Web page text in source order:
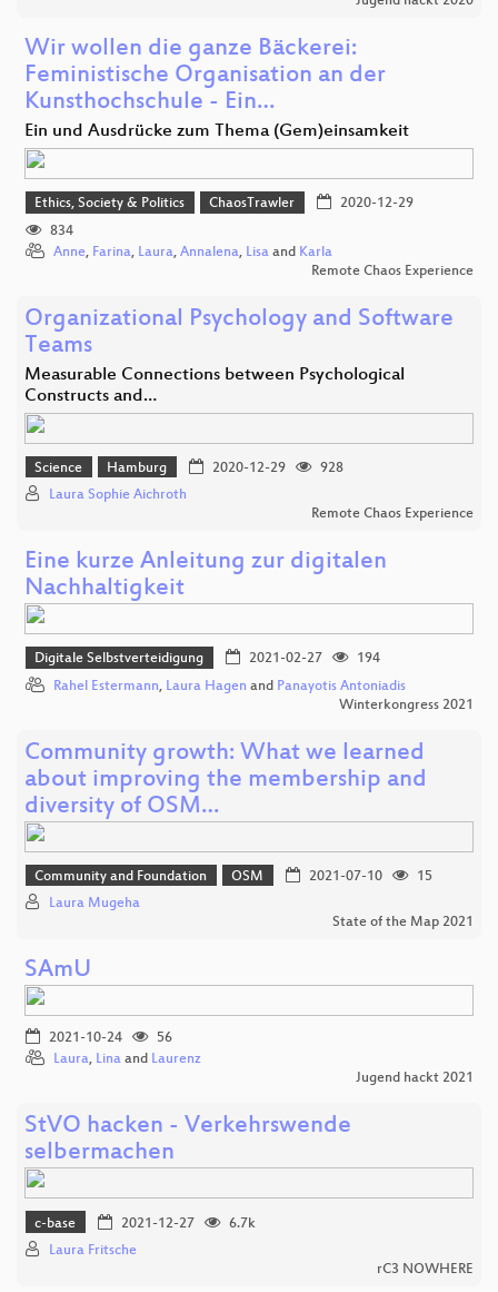
Wir wollen die ganze Bäckerei:
Feministische Organisation an der
Kunsthochschule - Ein…
Ein und Ausdrücke zum Thema (Gem)einsamkeit
Ethics, Society & Politics ChaosTrawler
2020-12-29
834
Anne, Farina, Laura, Annalena, Lisa and Karla
Remote Chaos Experience
Organizational Psychology and Software
Teams
Measurable Connections between Psychological
Constructs and…
Science Hamburg 2020-12-29
928
Laura Sophie Aichroth
Remote Chaos Experience
Eine kurze Anleitung zur digitalen
Nachhaltigkeit
Digitale Selbstverteidigung 2021-02-27
194
Rahel Estermann, Laura Hagen and Panayotis Antoniadis
Winterkongress 2021
Community growth: What we learned
about improving the membership and
diversity of OSM…
Community and Foundation OSM 2021-07-10
15
Laura Mugeha
State of the Map 2021
SAmU
2021-10-24
56
Laura, Lina and Laurenz
Jugend hackt 2021
StVO hacken - Verkehrswende
selbermachen
c-base 2021-12-27
6.7k
Laura Fritsche
rC3 NOWHERE